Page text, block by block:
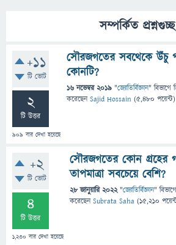
সম্পর্কিত প্রশ্নগুচ্ছ
+11
টি ভোট
2
টি উত্তর
909 বার দেখা হয়েছে
সৌরজগতের সবথেকে উঁচু
কোনটি?
16 নভেম্বর 2019 "জ্যোতির্বিজ্ঞান" বিভাগে
করেছেনSajid Hossain (5,480 পয়েন্ট)
+2
টি ভোট
4
টি উত্তর
1,230 বার দেখা হয়েছে
সৌরজগতের কোন গ্রহের
তাপমাত্রা সবচেয়ে বেশি?
28 জানুয়ারি 2022 "জ্যোতির্বিজ্ঞান" বিভাগে
করেছেনSubrata Saha (15,210